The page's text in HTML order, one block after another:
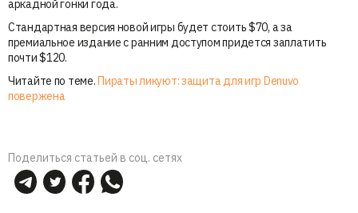
аркадной гонки года.
Стандартная версия новой игры будет стоить $70, а за
премиальное издание с ранним доступом придется заплатить
почти $120.
Читайте по теме.Пираты ликуют: защита для игр Denuvo
повержена
Поделиться статьей в соц. сетях